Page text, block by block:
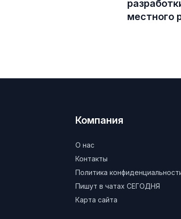
местного
Компания
О нас
Контакты
Политика
Пишут в чатах СЕГОДНЯ
Карта сайта